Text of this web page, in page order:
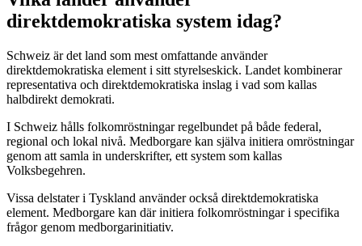
direktdemokratiska system idag?
Schweiz är det land som mest omfattande använder
direktdemokratiska element i sitt styrelseskick. Landet kombinerar
representativa och direktdemokratiska inslag i vad som kallas
halbdirekt demokrati.
I Schweiz hålls folkomröstningar regelbundet på både federal,
regional och lokal nivå. Medborgare kan själva initiera omröstningar
genom att samla in underskrifter, ett system som kallas
Volksbegehren.
Vissa delstater i Tyskland använder också direktdemokratiska
element. Medborgare kan där initiera folkomröstningar i specifika
frågor genom medborgarinitiativ.